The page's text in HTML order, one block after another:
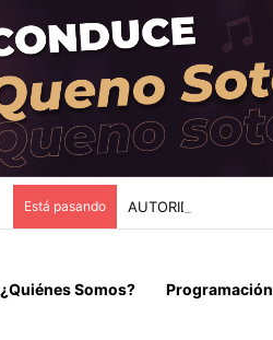
Está pasando AUTORIDADES DEL
¿Quiénes Somos? Programación